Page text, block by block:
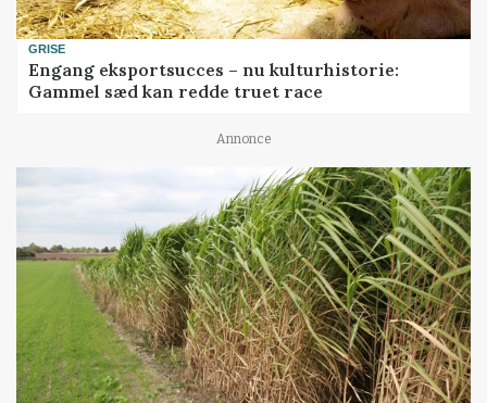
GRISE
Engang eksportsucces – nu kulturhistorie:
Gammel sæd kan redde truet race
Annonce